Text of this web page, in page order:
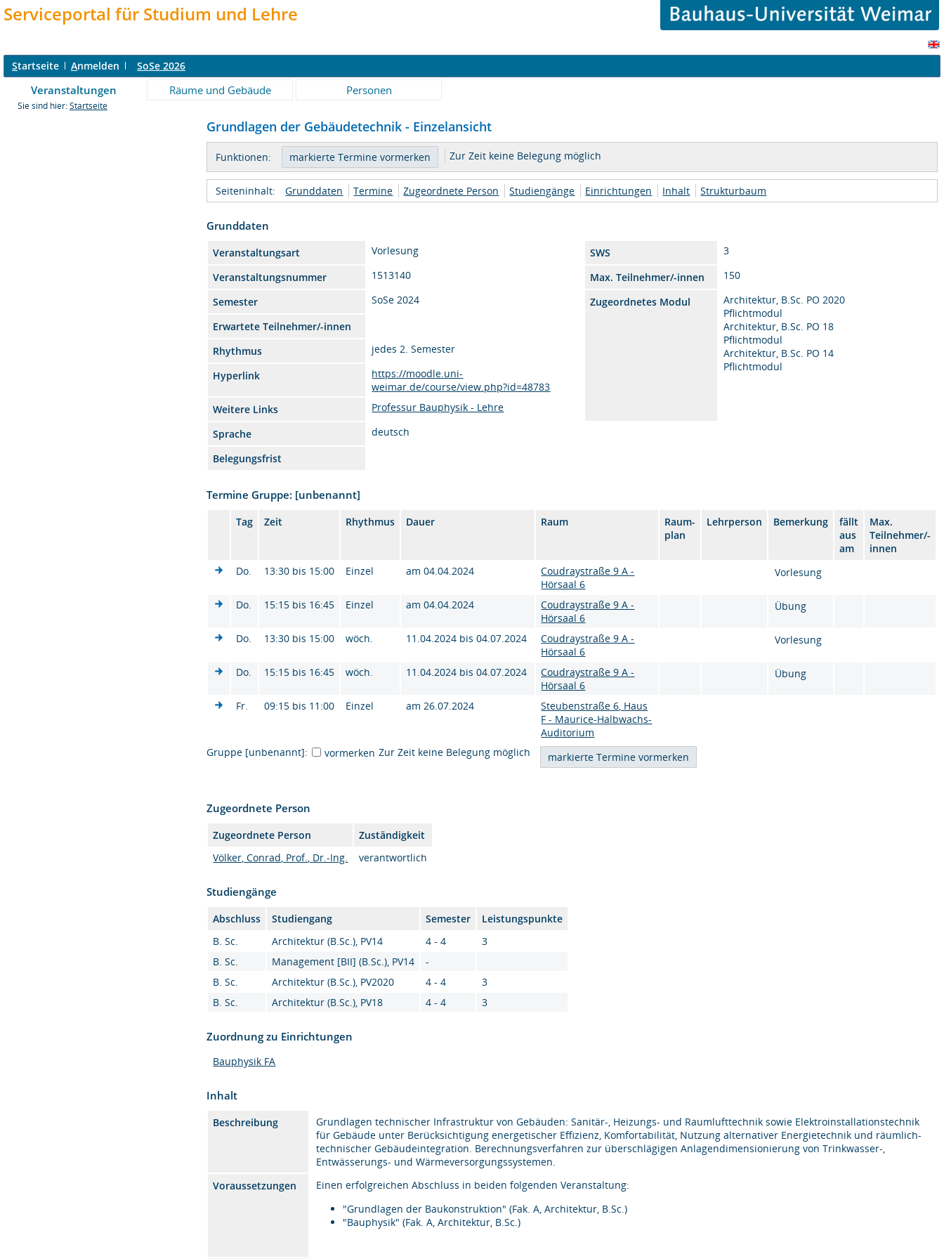
Serviceportal für Studium und Lehre
Startseite Anmelden SoSe 2026
Veranstaltungen Räume und Gebäude Personen
Sie sind hier: Startseite
Grundlagen der Gebäudetechnik - Einzelansicht
Funktionen: Zur Zeit keine Belegung möglich
Seiteninhalt: Grunddaten Termine Zugeordnete Person Studiengänge Einrichtungen Inhalt Strukturbaum
Grunddaten
Veranstaltungsart Vorlesung SWS
3
Veranstaltungsnummer
1513140 Max. Teilnehmer/-innen
150
Semester
SoSe 2024 Zugeordnetes Modul
Architektur, B.Sc. PO 2020
Pflichtmodul
Architektur, B.Sc. PO 18
Pflichtmodul
Architektur, B.Sc. PO 14
Pflichtmodul
Erwartete Teilnehmer/-innen
Rhythmus
jedes 2. Semester
Hyperlink
https://moodle.uni-
weimar.de/course/view.php?id=48783
Weitere Links
Professur Bauphysik - Lehre
Sprache
deutsch
Belegungsfrist
Termine Gruppe: [unbenannt]
Tag Zeit Rhythmus Dauer Raum
Raum-
plan
Lehrperson Bemerkung
fällt
aus
am
Max.
Teilnehmer/-
innen
Do.
13:30 bis 15:00 Einzel am 04.04.2024
Coudraystraße 9 A -
Hörsaal 6
Vorlesung
Do. 15:15 bis 16:45 Einzel am 04.04.2024
Coudraystraße 9 A -
Hörsaal 6
Übung
Do. 13:30 bis 15:00 wöch. 11.04.2024 bis 04.07.2024
Coudraystraße 9 A -
Hörsaal 6
Vorlesung
Do. 15:15 bis 16:45 wöch. 11.04.2024 bis 04.07.2024
Coudraystraße 9 A -
Hörsaal 6
Übung
Fr. 09:15 bis 11:00 Einzel am 26.07.2024
Steubenstraße 6, Haus
F - Maurice-Halbwachs-
Auditorium
Gruppe [unbenannt]:
vormerken Zur Zeit keine Belegung möglich
Zugeordnete Person
Zugeordnete Person
Zuständigkeit
Völker, Conrad, Prof., Dr.-Ing.
verantwortlich
Studiengänge
Abschluss Studiengang Semester
Leistungspunkte
B. Sc.
Architektur (B.Sc.), PV14 4 - 4
3
B. Sc.
Management [BII] (B.Sc.), PV14
-
B. Sc.
Architektur (B.Sc.), PV2020 4 - 4
3
B. Sc.
Architektur (B.Sc.), PV18 4 - 4 3
Zuordnung zu Einrichtungen
Bauphysik FA
Inhalt
Beschreibung
Grundlagen technischer Infrastruktur von Gebäuden: Sanitär-, Heizungs- und Raumlufttechnik sowie Elektroinstallationstechnik
für Gebäude unter Berücksichtigung energetischer Effizienz, Komfortabilität, Nutzung alternativer Energietechnik und räumlich-
technischer Gebäudeintegration. Berechnungsverfahren zur überschlägigen Anlagendimensionierung von Trinkwasser-,
Entwässerungs- und Wärmeversorgungssystemen.
Voraussetzungen
Einen erfolgreichen Abschluss in beiden folgenden Veranstaltung:
"Grundlagen der Baukonstruktion" (Fak. A, Architektur, B.Sc.)
"Bauphysik" (Fak. A, Architektur, B.Sc.)